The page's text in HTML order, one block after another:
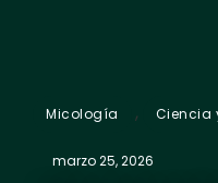
Micología , Ciencia
marzo 25, 2026